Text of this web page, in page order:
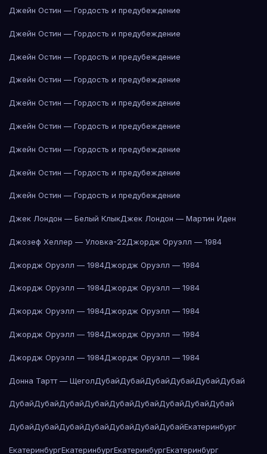
Джейн Остин — Гордость и предубеждение
Джейн Остин — Гордость и предубеждение
Джейн Остин — Гордость и предубеждение
Джейн Остин — Гордость и предубеждение
Джейн Остин — Гордость и предубеждение
Джейн Остин — Гордость и предубеждение
Джейн Остин — Гордость и предубеждение
Джейн Остин — Гордость и предубеждение
Джейн Остин — Гордость и предубеждение
Джек Лондон — Белый КлыкДжек Лондон — Мартин Иден
Джозеф Хеллер — Уловка-22Джордж Оруэлл — 1984
Джордж Оруэлл — 1984Джордж Оруэлл — 1984
Джордж Оруэлл — 1984Джордж Оруэлл — 1984
Джордж Оруэлл — 1984Джордж Оруэлл — 1984
Джордж Оруэлл — 1984Джордж Оруэлл — 1984
Джордж Оруэлл — 1984Джордж Оруэлл — 1984
Донна Тартт — ЩеголДубайДубайДубайДубайДубайДубай
ДубайДубайДубайДубайДубайДубайДубайДубайДубай
ДубайДубайДубайДубайДубайДубайДубайЕкатеринбург
ЕкатеринбургЕкатеринбургЕкатеринбургЕкатеринбург